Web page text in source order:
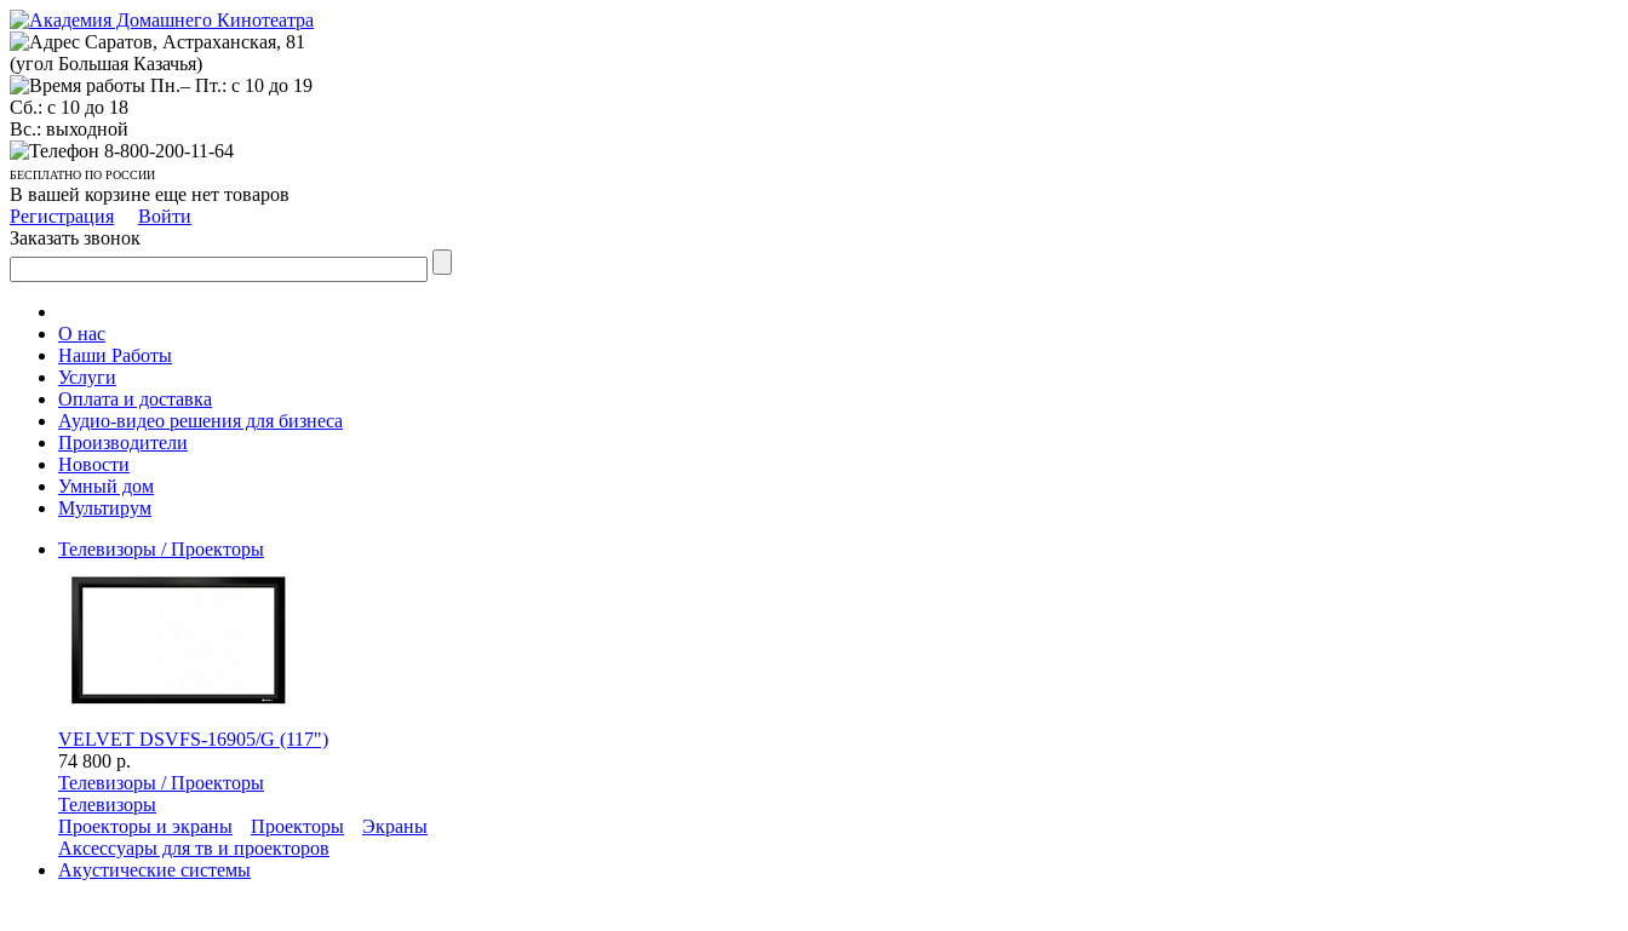
Саратов, Астраханская, 81
(угол Большая Казачья)
Пн.– Пт.: с 10 до 19
Сб.: с 10 до 18
Вс.: выходной
8-800-200-11-64
БЕСПЛАТНО ПО РОССИИ
В вашей корзине еще нет товаров
Регистрация
Войти
Заказать звонок
О нас
Наши Работы
Услуги
Оплата и доставка
Аудио-видео решения для бизнеса
Производители
Новости
Умный дом
Мультирум
Телевизоры / Проекторы
VELVET DSVFS-16905/G (117")
74 800 р.
Телевизоры / Проекторы
Телевизоры
Проекторы и экраны
Проекторы
Экраны
Аксессуары для тв и проекторов
Акустические системы